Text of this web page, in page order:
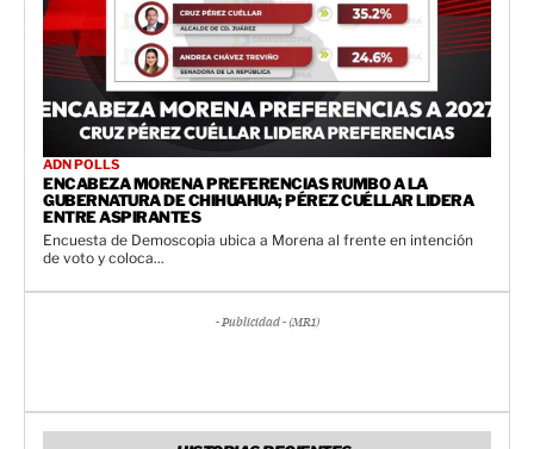
ADN POLLS
ENCABEZA MORENA PREFERENCIAS RUMBO A LA
GUBERNATURA DE CHIHUAHUA; PÉREZ CUÉLLAR LIDERA
ENTRE ASPIRANTES
Encuesta de Demoscopia ubica a Morena al frente en intención
de voto y coloca...
- Publicidad - (MR1)